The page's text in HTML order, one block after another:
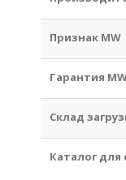
Признак MW
Гарантия
Склад
Каталог для